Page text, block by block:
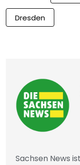
Dresden
Sachsen News